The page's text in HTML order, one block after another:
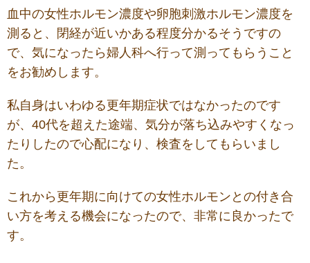
血中の女性ホルモン濃度や卵胞刺激ホルモン濃度を
測ると、閉経が近いかある程度分かるそうですの
で、気になったら婦人科へ行って測ってもらうこと
をお勧めします。
私自身はいわゆる更年期症状ではなかったのです
が、40代を超えた途端、気分が落ち込みやすくなっ
たりしたので心配になり、検査をしてもらいまし
た。
これから更年期に向けての女性ホルモンとの付き合
い方を考える機会になったので、非常に良かったで
す。